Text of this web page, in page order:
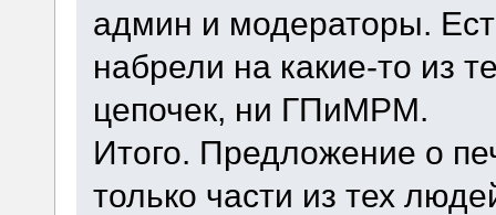
админ и модераторы.
набрели на какие-то из
цепочек, ни ГПиМРМ.
Итого. Предложение о
только части из тех